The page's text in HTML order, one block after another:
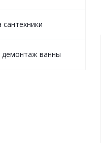
сантехники
ванны